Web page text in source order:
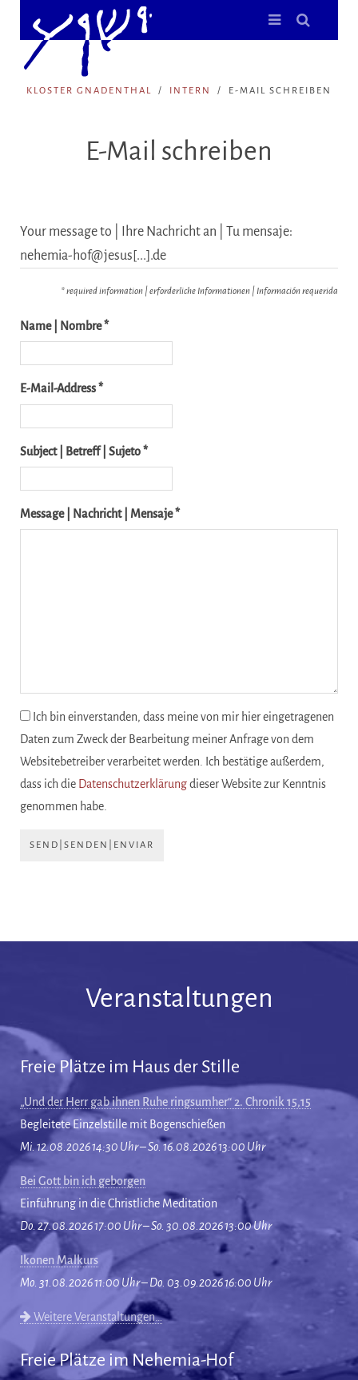
KLOSTER GNADENTHAL INTERN E-MAIL SCHREIBEN
E-Mail schreiben
Your message to | Ihre Nachricht an | Tu mensaje:
nehemia-hof@jesus[...].de
* required information | erforderliche Informationen | Información requerida
Name | Nombre *
E-Mail-Address *
Subject | Betreff | Sujeto *
Message | Nachricht | Mensaje *
Ich bin einverstanden, dass meine von mir hier eingetragenen
Daten zum Zweck der Bearbeitung meiner Anfrage von dem
Websitebetreiber verarbeitet werden. Ich bestätige außerdem,
dass ich die Datenschutzerklärungdieser Website zur Kenntnis
genommen habe.
SEND|SENDEN|ENVIAR
Veranstaltungen
Freie Plätze im Haus der Stille
„Und der Herr gab ihnen Ruhe ringsumher“ 2. Chronik 15,15
Begleitete Einzelstille mit Bogenschießen
Mi. 12.08.2026 14:30 Uhr – So. 16.08.2026 13:00 Uhr
Bei Gott bin ich geborgen
Einführung in die Christliche Meditation
Do. 27.08.2026 17:00 Uhr – So. 30.08.2026 13:00 Uhr
Ikonen Malkurs
Mo. 31.08.2026 11:00 Uhr – Do. 03.09.2026 16:00 Uhr
Weitere Veranstaltungen…
Freie Plätze im Nehemia-Hof